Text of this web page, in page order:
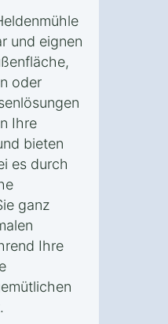
und eignen
oder
Ihre
bieten
es durch
ganz
Ihre